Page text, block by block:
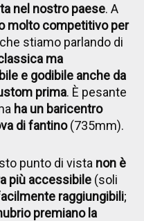
nel nostro paese. A
molto competitivo per
stiamo parlando di
ma
e godibile anche da
prima. È pesante
ha un baricentro
di fantino(735mm).
punto di vista non è
più accessibile (soli
raggiungibili;
premiano la